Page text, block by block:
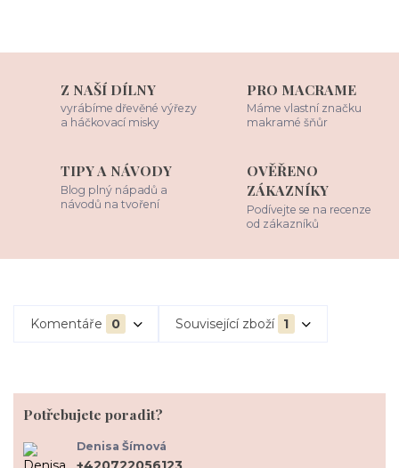
Z NAŠÍ DÍLNY
vyrábíme dřevěné výřezy
a háčkovací misky
PRO MACRAME
Máme vlastní značku
makramé šňůr
TIPY A NÁVODY
Blog plný nápadů a
návodů na tvoření
OVĚŘENO
ZÁKAZNÍKY
Podívejte se na recenze
od zákazníků
Komentáře 0 Související zboží 1
Potřebujete poradit?
Denisa Šímová